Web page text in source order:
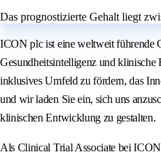
Das prognostizierte Gehalt liegt
ICON plc ist eine weltweit führende
Gesundheitsintelligenz und klinische
inklusives Umfeld zu fördern, das
und wir laden Sie ein, sich uns
klinischen Entwicklung zu gestalten.
Als Clinical Trial Associate bei